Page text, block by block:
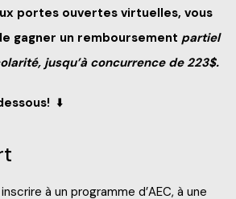
de jour
portes ouvertes virtuelles, vous
gagner un remboursement partiel
jusqu’à concurrence de 223$.
⬇️
à un programme d’AEC, à une